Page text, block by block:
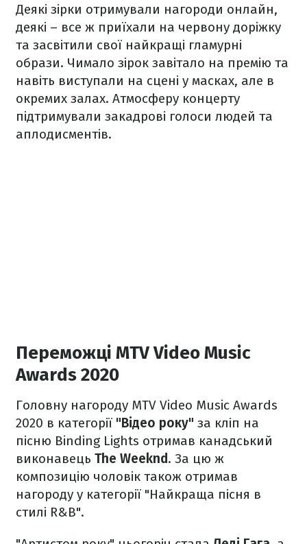
Деякі зірки отримували нагороди онлайн,
деякі – все ж приїхали на червону доріжку
та засвітили свої найкращі гламурні
образи. Чимало зірок завітало на премію та
навіть виступали на сцені у масках, але в
окремих залах. Атмосферу концерту
підтримували закадрові голоси людей та
аплодисментів.
Переможці MTV Video Music
Awards 2020
Головну нагороду MTV Video Music Awards
2020 в категорії "Відео року" за кліп на
пісню Binding Lights отримав канадський
виконавець The Weeknd. За цю ж
композицію чоловік також отримав
нагороду у категорії "Найкраща пісня в
стилі R&B".